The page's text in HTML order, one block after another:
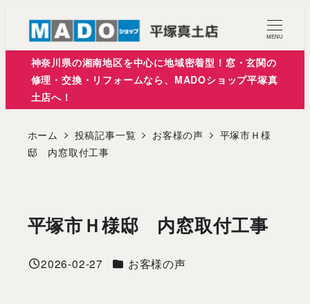
MENU
神奈川県の湘南地区を中心に地域密着型！窓・玄関の
修理・交換・リフォームなら、MADOショップ平塚真
土店へ！
ホーム 投稿記事一覧 お客様の声
平塚市Ｈ様
邸 内窓取付工事
平塚市Ｈ様邸 内窓取付工事
投稿日
2026-02-27 カテゴリー
お客様の声